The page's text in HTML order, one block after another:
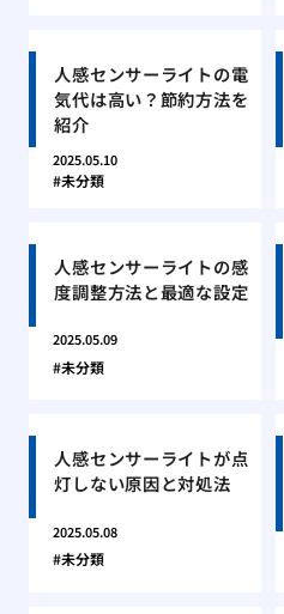
人感センサーライトの電
気代は高い？節約方法を
紹介
2025.05.10
未分類
人感センサーライトの感
度調整方法と最適な設定
2025.05.09
未分類
人感センサーライトが点
灯しない原因と対処法
2025.05.08
未分類